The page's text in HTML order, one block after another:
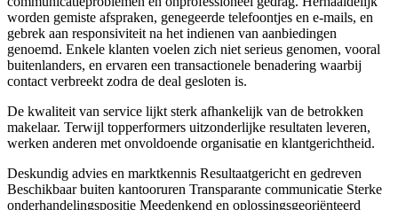
worden gemiste afspraken, genegeerde telefoontjes en e-mails, en
gebrek aan responsiviteit na het indienen van aanbiedingen
genoemd. Enkele klanten voelen zich niet serieus genomen, vooral
buitenlanders, en ervaren een transactionele benadering waarbij
contact verbreekt zodra de deal gesloten is.
De kwaliteit van service lijkt sterk afhankelijk van de betrokken
makelaar. Terwijl topperformers uitzonderlijke resultaten leveren,
werken anderen met onvoldoende organisatie en klantgerichtheid.
Deskundig advies en marktkennis Resultaatgericht en gedreven
Beschikbaar buiten kantooruren Transparante communicatie Sterke
onderhandelingspositie Meedenkend en oplossingsgeoriënteerd